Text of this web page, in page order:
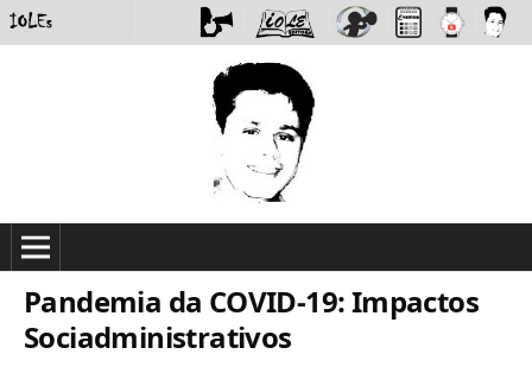
Pandemia da COVID-19: Impactos
Sociadministrativos